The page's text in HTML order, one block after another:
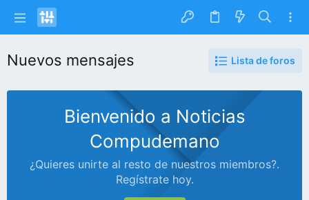
Nuevos mensajes Lista de foros
Bienvenido a Noticias
Compudemano
¿Quieres unirte al resto de nuestros miembros?.
Regístrate hoy.